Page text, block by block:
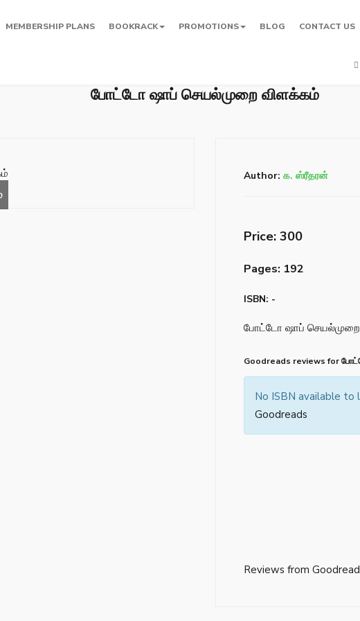
MEMBERSHIP PLANS BOOKRACK PROMOTIONS BLOG CONTACT US
போட்டோ ஷாப் செயல்முறை விளக்கம்
Author: க. ஸ்ரீதரன்
Price: ₹300
Pages: 192
ISBN: -
போட்டோ ஷாப்
Goodreads reviews for
No ISBN available to
Goodreads
Reviews from